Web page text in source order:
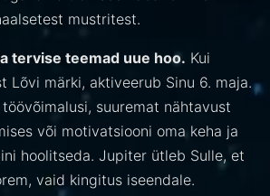
mustritest.
tervise teemad uue hoo. Kui
Lõvi märki, aktiveerub Sinu 6. maja.
suuremat nähtavust
või motivatsiooni oma keha ja
hoolitseda. Jupiter ütleb Sulle, et
vaid kingitus iseendale.